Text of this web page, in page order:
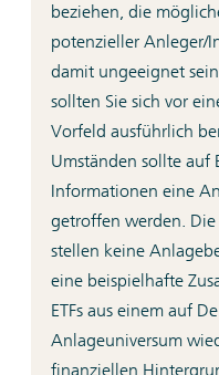
beziehen, die
potenzieller Anleger/
damit ungeeignet
sollten Sie sich vor
Vorfeld ausführlich
Umständen sollte auf
Informationen eine
getroffen werden.
stellen keine
eine beispielhafte
ETFs aus einem auf
Anlageuniversum
finanziellen